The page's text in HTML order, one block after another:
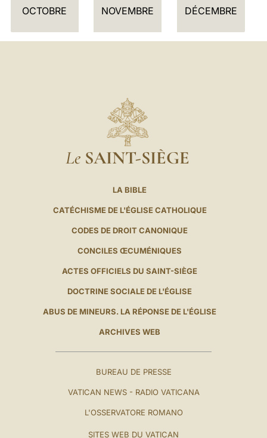
OCTOBRE NOVEMBRE DÉCEMBRE
Le SAINT-SIÈGE
LA BIBLE
CATÉCHISME DE L'ÉGLISE CATHOLIQUE
CODES DE DROIT CANONIQUE
CONCILES ŒCUMÉNIQUES
ACTES OFFICIELS DU SAINT-SIÈGE
DOCTRINE SOCIALE DE L'ÉGLISE
ABUS DE MINEURS. LA RÉPONSE DE L'ÉGLISE
ARCHIVES WEB
BUREAU DE PRESSE
VATICAN NEWS - RADIO VATICANA
L'OSSERVATORE ROMANO
SITES WEB DU VATICAN